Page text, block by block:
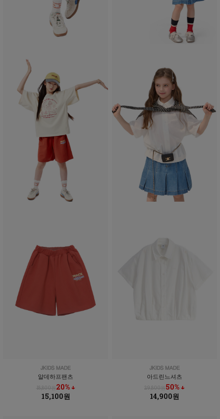
알데하프팬츠
18,800원20% ↓
15,100원
아드린느셔츠
29,800원50% ↓
14,900원